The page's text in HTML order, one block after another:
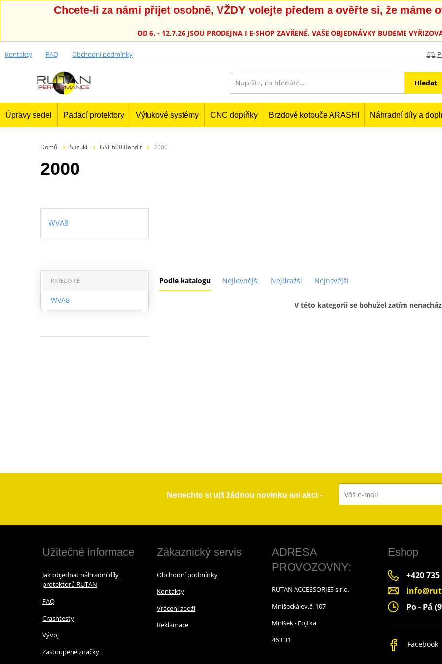
Chcete-li za námi přijet osobně, VŽDY volejte předem a ověřte si, že máme
OD 6. - 12.7.26 JSOU PRODEJNA I E-SHOP ZAVŘENÉ. VAŠE OBJEDNÁVKY BUDEME
Kontakty FAQ Obchodní podmínky
Hledat
Úpravy sedel Padací protektory Výfukové systémy CNC doplňky Brzdové kotouče ARASHI Náhradní díly a
Domů Suzuki GSF 600 Bandit 2000
2000
WVA8
Podle katalogu Nejlevnější Nejdražší Nejnovější
KATEGORIE
WVA8
V této kategorii se bohužel zatím
Nenechte si ujít žádnou novinku ani akci -
Užitečné informace
Jak objednat náhradní díly
protektorů RUTAN
FAQ
Crashtesty
Vývoj
Zastoupené značky
Zákaznický servis
Obchodní podmínky
Kontakty
Vrácení zboží
Reklamace
ADRESA
PROVOZOVNY:
RUTAN ACCESSORIES s.r.o.
Mníšecká ev.č. 107
Mníšek - Fojtka
463 31
Eshop
+420 735
Po - Pá
Facebook